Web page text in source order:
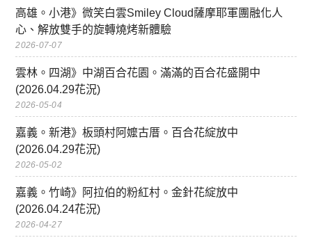
高雄。小港》微笑白雲Smiley Cloud薩摩耶軍團融化人
心、解放雙手的旋轉燒烤新體驗
2026-07-07
雲林。四湖》中湖百合花園。滿滿的百合花盛開中
(2026.04.29花況)
2026-05-04
嘉義。新港》板頭村阿嬤古厝。百合花綻放中
(2026.04.29花況)
2026-05-02
嘉義。竹崎》阿拉伯的粉紅村。金針花綻放中
(2026.04.24花況)
2026-04-27